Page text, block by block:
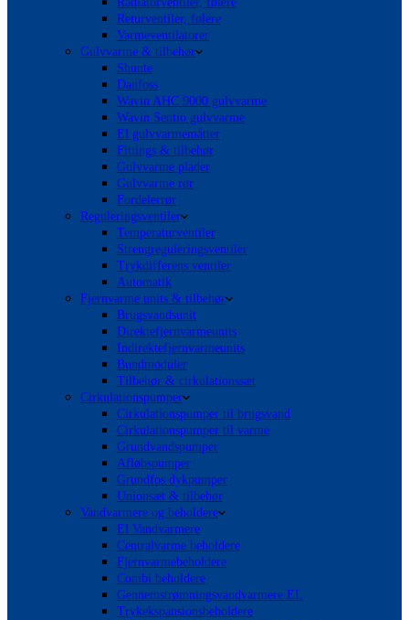
Returventiler, følere
Varmeventilatorer
Gulvvarme & tilbehør
Shunte
Danfoss
Wavin AHC 9000 gulvvarme
Wavin Sentio gulvvarme
El gulvvarmemåtter
Fittings & tilbehør
Gulvvarme plader
Gulvvarme rør
Fordelerrør
Reguleringsventiler
Temperaturventiler
Strengreguleringsventiler
Trykdifferens ventiler
Automatik
Fjernvarme units & tilbehør
Brugsvandsunit
Direktefjernvarmeunits
Indirektefjernvarmeunits
Bundmoduler
Tilbehør & cirkulationssæt
Cirkulationspumper
Cirkulationspumper til brugsvand
Cirkulationspumper til varme
Grundvandspumper
Afløbspumper
Grundfos dykpumper
Unionsæt & tilbehør
Vandvarmere og beholdere
El Vandvarmere
Centralvarme beholdere
Fjernvarmebeholdere
Combi beholdere
Gennemstrømningsvandvarmere EL
Trykekspansionsbeholdere